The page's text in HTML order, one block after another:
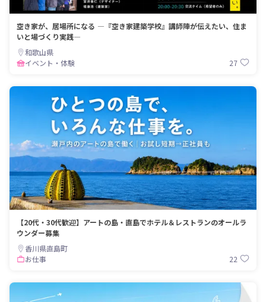
空き家が、居場所になる ―『空き家建築学校』講師陣が伝えたい、住ま
いと場づくり実践―
和歌山県
イベント・体験
27
【20代・30代歓迎】アートの島・直島でホテル＆レストランのオールラ
ウンダー募集
香川県直島町
お仕事
22